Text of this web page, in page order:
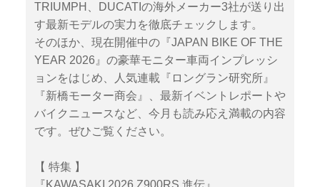
TRIUMPH、DUCATIの海外メーカー3社が送り出
す最新モデルの実力を徹底チェックします。
そのほか、現在開催中の『JAPAN BIKE OF THE
YEAR 2026』の豪華モニター車両インプレッシ
ョンをはじめ、人気連載『ロングラン研究所』
『新橋モーター商会』、最新イベントレポートや
バイクニュースなど、今月も読み応え満載の内容
です。ぜひご覧ください。
【 特集 】
『KAWASAKI 2026 Z900RS 進伝』